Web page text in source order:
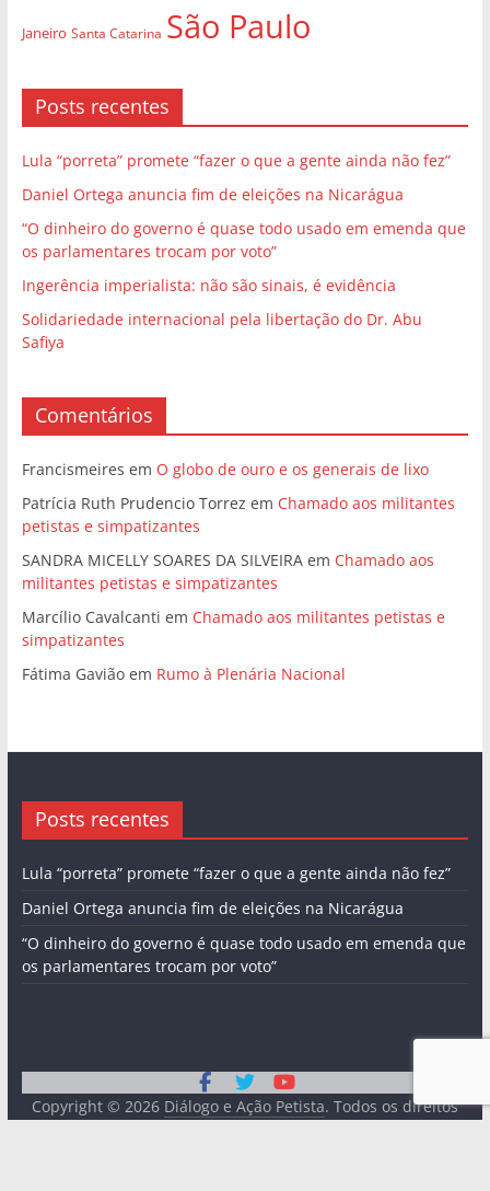
Janeiro Santa Catarina São Paulo
Posts recentes
Lula “porreta” promete “fazer o que a gente ainda não fez”
Daniel Ortega anuncia fim de eleições na Nicarágua
“O dinheiro do governo é quase todo usado em emenda que
os parlamentares trocam por voto”
Ingerência imperialista: não são sinais, é evidência
Solidariedade internacional pela libertação do Dr. Abu
Safiya
Comentários
Francismeires em O globo de ouro e os generais de lixo
Patrícia Ruth Prudencio Torrez em Chamado aos militantes
petistas e simpatizantes
SANDRA MICELLY SOARES DA SILVEIRAem Chamado aos
militantes petistas e simpatizantes
Marcílio Cavalcanti em Chamado aos militantes petistas e
simpatizantes
Fátima Gaviãoem Rumo à Plenária Nacional
Posts recentes
Lula “porreta” promete “fazer o que a gente ainda não fez”
Daniel Ortega anuncia fim de eleições na Nicarágua
“O dinheiro do governo é quase todo usado em emenda que
os parlamentares trocam por voto”
Copyright © 2026 Diálogo e Ação Petista. Todos os direitos